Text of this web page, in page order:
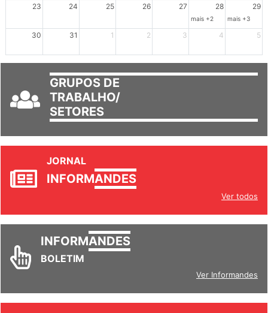
23 24 25 26 27 28 29
mais +2 mais +3
30 31 1 2 3 4 5
GRUPOS DE
TRABALHO/
SETORES
JORNAL
INFORMANDES
Ver todos
INFORMANDES
BOLETIM
Ver Informandes